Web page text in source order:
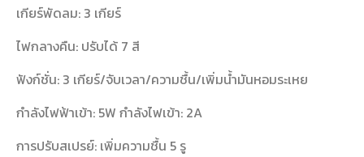
เกียร์พัดลม: 3 เกียร์
ไฟกลางคืน: ปรับได้ 7 สี
ฟังก์ชั่น: 3 เกียร์/จับเวลา/ความชื้น/เพิ่มน้ำมันหอมระเหย
กำลังไฟฟ้าเข้า: 5W กำลังไฟเข้า: 2A
การปรับสเปรย์: เพิ่มความชื้น 5 รู